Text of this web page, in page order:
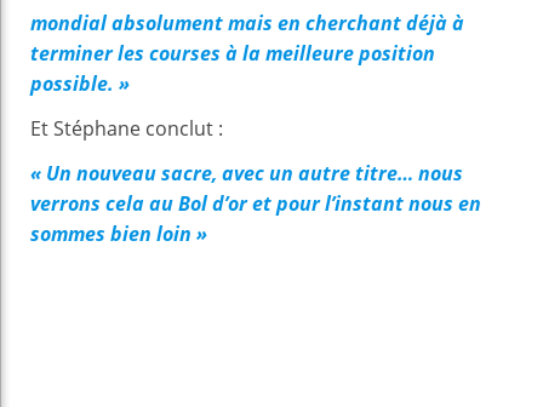
mondial absolument mais en cherchant déjà à
terminer les courses à la meilleure position
possible. »
Et Stéphane conclut :
« Un nouveau sacre, avec un autre titre… nous
verrons cela au Bol d’or et pour l’instant nous en
sommes bien loin »